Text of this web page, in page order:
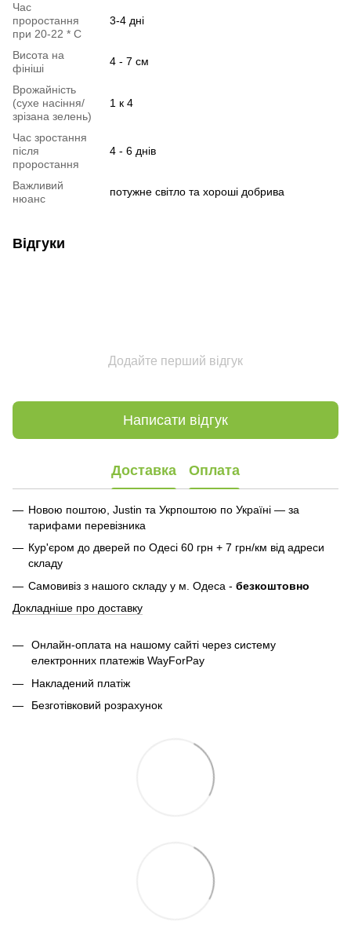
Час
проростання
при 20-22 * C
3-4 дні
Висота на
фініші
4 - 7 см
Врожайність
(сухе насіння/
зрізана зелень)
1 к 4
Час зростання
після
проростання
4 - 6 днів
Важливий
нюанс
потужне світло та хороші добрива
Відгуки
Додайте перший відгук
Написати відгук
Доставка Оплата
Новою поштою, Justin та Укрпоштою по Україні — за
тарифами перевізника
Кур'єром до дверей по Одесі 60 грн + 7 грн/км від адреси
складу
Самовивіз з нашого складу у м. Одеса - безкоштовно
Докладніше про доставку
Онлайн-оплата на нашому сайті через систему
електронних платежів WayForPay
Накладений платіж
Безготівковий розрахунок